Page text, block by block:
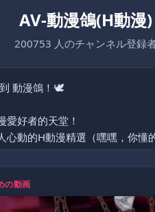
AV-動漫鴿(H動漫)
200753 人のチャンネル登録
動漫鴿！🕊️
愛好者的天堂！
心動的H動漫精選（嘿嘿，你懂
番、同人作品、Cosplay
深二次元住民，
的新手，動漫鴿都歡迎你一起來
の動画